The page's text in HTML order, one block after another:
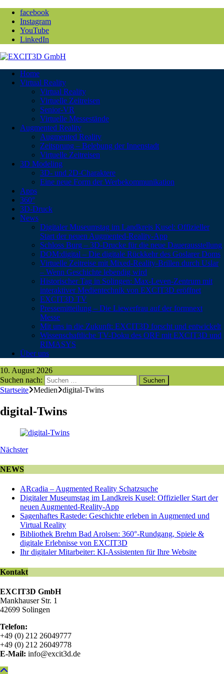
facebook
Instagram
YouTube
LinkedIn
Home
Virtual Reality
Virtual Reality
Virtuelle Zeitreisen
Senior-VR
Virtuelle Messestände
Augmented Reality
Augmented Reality
Zeitsprung – Belebung der Innenstadt
Virtuelle Zeitreisen
3D Modeling
3D- und 2D-Charaktere
Eine neue Form der Werbekommunikation
Apps
360°
3D-Druck
News
Digitaler Museumstag im Landkreis Kusel: Offizieller
Start der neuen Augmented-Reality-App
Schloss Burg – 3D-Drucke für die neue Dauerausstellung
DOM:digital – Die digitale Rückkehr des Goslarer Doms
Virtuelle Zeitreise mit Mixed-Reality-Brillen durch Uslar
– Wenn Geschichte lebendig wird
Historischer Tag in Solingen: Max-Leven-Zentrum mit
interaktiver Medientechnik von EXCIT3D eröffnet
EXCIT3D TV
Pressemitteilung – Die Liewerfrau auf der formnext
Messe
Mit uns in die Zukunft: EXCIT3D forscht und entwickelt
Wissenschaftliche TV-Doku des ORF mit EXCIT3D und
RIMASYS
Über uns
10. August 2026
Suchen nach:
Startseite Medien digital-Twins
digital-Twins
Nächster
NEWS
ARcadia – Augmented Reality Schatzsuche
Digitaler Museumstag im Landkreis Kusel: Offizieller Start der
neuen Augmented-Reality-App
Sagenhaftes Rastede: Geschichte erleben in Augmented und
Virtual Reality
Bibliothek Brehm Bad Arolsen: 360°-Rundgang, Spiele &
digitale Erlebnisse von EXCIT3D
Ihr digitaler Mitarbeiter: KI-Assistenten für Ihre Website
Kontakt
EXCIT3D GmbH
Mankhauser Str. 1
42699 Solingen
Telefon:
+49 (0) 212 26049777
+49 (0) 212 26049778
E-Mail: info@excit3d.de